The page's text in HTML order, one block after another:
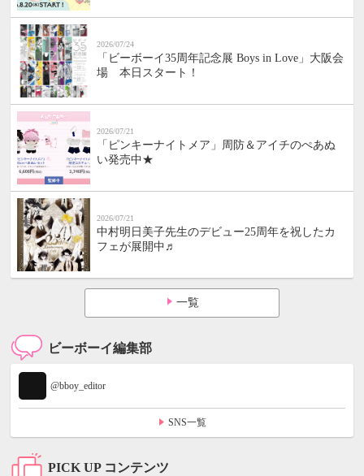
2026/07/24
「ビーボーイ35周年記念展 Boys in Love」大阪会
場 本日スタート！
2026/07/21
「ピンキーナイトメア」周防＆アイチのぺあぬ
い発売中★
2026/07/21
中村明日美子先生のデビュー25周年を祝したカ
フェが展開中♬
一覧
ビーボーイ編集部
@bboy_editor
SNS一覧
PICK UP コンテンツ